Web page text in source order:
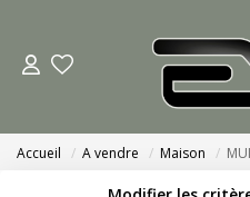
Accueil A vendre Maison